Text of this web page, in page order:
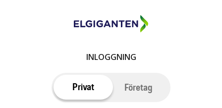
INLOGGNING
Privat Företag